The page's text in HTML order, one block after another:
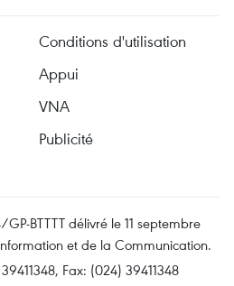
Conditions d'utilisation
Appui
VNA
Publicité
BTTTT délivré le 11 septembre
et de la Communication.
Fax: (024) 39411348